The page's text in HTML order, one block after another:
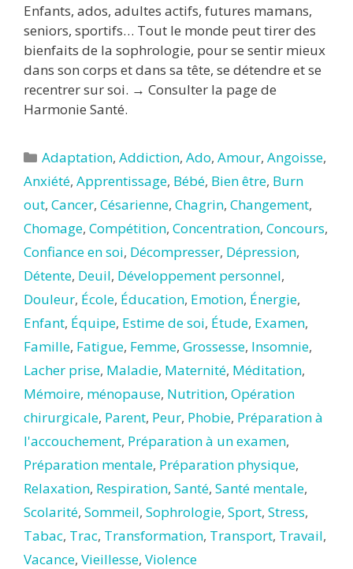
Enfants, ados, adultes actifs, futures mamans,
seniors, sportifs… Tout le monde peut tirer des
bienfaits de la sophrologie, pour se sentir mieux
dans son corps et dans sa tête, se détendre et se
recentrer sur soi. → Consulter la page de
Harmonie Santé.
Catégories
Adaptation,Addiction,Ado,Amour,Angoisse,
Anxiété, Apprentissage, Bébé, Bien être, Burn
out, Cancer, Césarienne, Chagrin, Changement,
Chomage, Compétition, Concentration, Concours,
Confiance en soi, Décompresser, Dépression,
Détente, Deuil, Développement personnel,
Douleur, École, Éducation, Emotion, Énergie,
Enfant, Équipe, Estime de soi, Étude, Examen,
Famille, Fatigue, Femme, Grossesse, Insomnie,
Lacher prise, Maladie, Maternité, Méditation,
Mémoire, ménopause, Nutrition, Opération
chirurgicale, Parent, Peur, Phobie, Préparation à
l'accouchement, Préparation à un examen,
Préparation mentale, Préparation physique,
Relaxation, Respiration, Santé, Santé mentale,
Scolarité, Sommeil, Sophrologie, Sport, Stress,
Tabac, Trac, Transformation, Transport, Travail,
Vacance, Vieillesse, Violence